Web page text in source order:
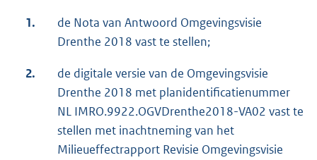
1.
de Nota van Antwoord Omgevingsvisie
Drenthe 2018 vast te stellen;
2.
de digitale versie van de Omgevingsvisie
Drenthe 2018 met planidentificatienummer
NL IMRO.9922.OGVDrenthe2018-VA02 vast te
stellen met inachtneming van het
Milieueffectrapport Revisie Omgevingsvisie